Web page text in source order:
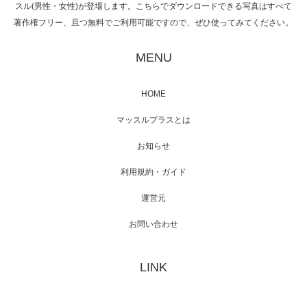
映画「メカバース」舞台挨拶へマッスルプラ
【TV】NHK BS「COOL JAPAN 」にてマッス
スル(男性・女性)が登場します。こちらでダウンロードできる写真はすべて
著作権フリー、且つ無料でご利用可能ですので、ぜひ使ってみてください。
MENU
HOME
マッスルプラスとは
お知らせ
利用規約・ガイド
運営元
お問い合わせ
LINK